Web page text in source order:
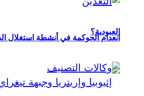
العبودية؟
انعدام الحوكمة في أنشطة استغلال